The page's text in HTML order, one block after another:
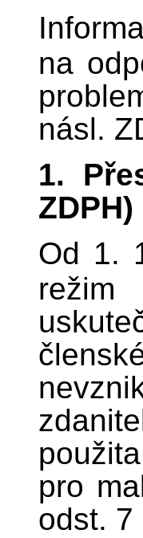
na
násl.
1.
ZDPH)
Od 1.
pro
odst. 7